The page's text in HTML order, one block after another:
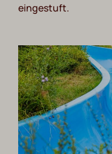
eingestuft.